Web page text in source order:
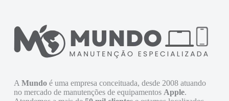
A Mundoé uma empresa conceituada, desde 2008 atuando
no mercado de manutenções de equipamentos Apple.